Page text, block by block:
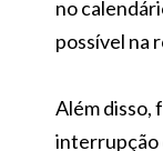
no
possível na
Além disso,
interrupção